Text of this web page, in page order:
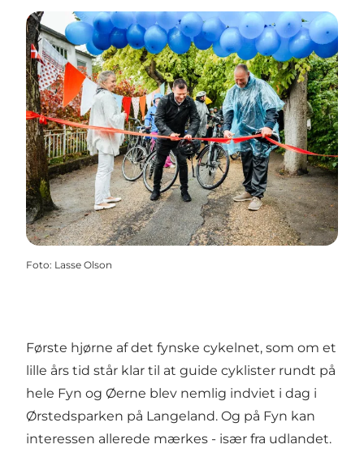
Foto: Lasse Olson
Første hjørne af det fynske cykelnet, som om et
lille års tid står klar til at guide cyklister rundt på
hele Fyn og Øerne blev nemlig indviet i dag i
Ørstedsparken på Langeland. Og på Fyn kan
interessen allerede mærkes - især fra udlandet.